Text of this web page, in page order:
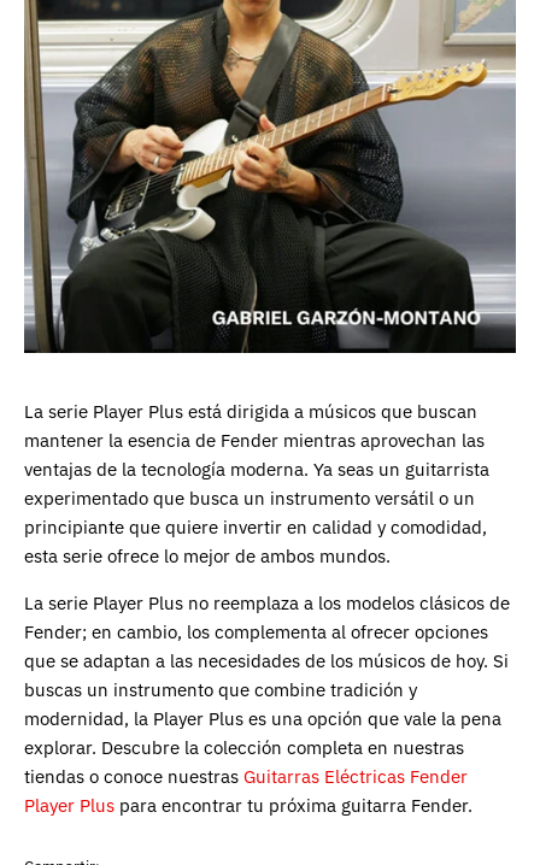
La serie Player Plus está dirigida a músicos que buscan
mantener la esencia de Fender mientras aprovechan las
ventajas de la tecnología moderna. Ya seas un guitarrista
experimentado que busca un instrumento versátil o un
principiante que quiere invertir en calidad y comodidad,
esta serie ofrece lo mejor de ambos mundos.
La serie Player Plus no reemplaza a los modelos clásicos de
Fender; en cambio, los complementa al ofrecer opciones
que se adaptan a las necesidades de los músicos de hoy. Si
buscas un instrumento que combine tradición y
modernidad, la Player Plus es una opción que vale la pena
explorar. Descubre la colección completa en nuestras
tiendas o conoce nuestras Guitarras Eléctricas Fender
Player Plus para encontrar tu próxima guitarra Fender.